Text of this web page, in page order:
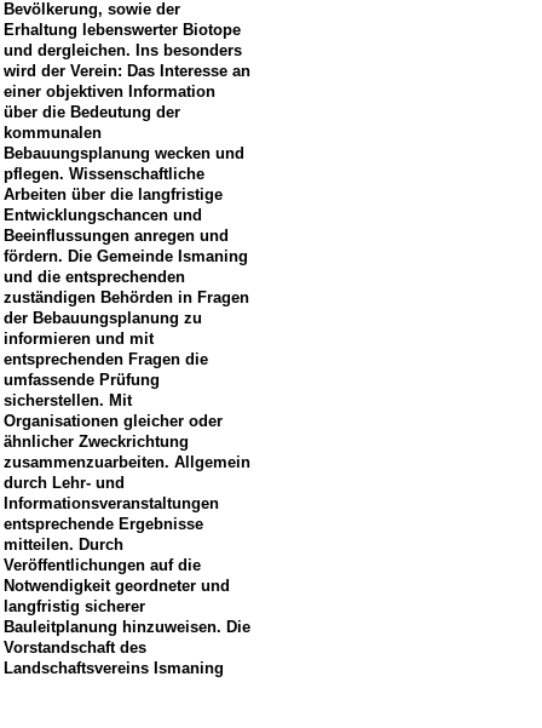
Bevölkerung, sowie der
Erhaltung lebenswerter Biotope
und dergleichen. Ins besonders
wird der Verein: Das Interesse an
einer objektiven Information
über die Bedeutung der
kommunalen
Bebauungsplanung wecken und
pflegen. Wissenschaftliche
Arbeiten über die langfristige
Entwicklungschancen und
Beeinflussungen anregen und
fördern. Die Gemeinde Ismaning
und die entsprechenden
zuständigen Behörden in Fragen
der Bebauungsplanung zu
informieren und mit
entsprechenden Fragen die
umfassende Prüfung
sicherstellen. Mit
Organisationen gleicher oder
ähnlicher Zweckrichtung
zusammenzuarbeiten. Allgemein
durch Lehr- und
Informationsveranstaltungen
entsprechende Ergebnisse
mitteilen. Durch
Veröffentlichungen auf die
Notwendigkeit geordneter und
langfristig sicherer
Bauleitplanung hinzuweisen. Die
Vorstandschaft des
Landschaftsvereins Ismaning